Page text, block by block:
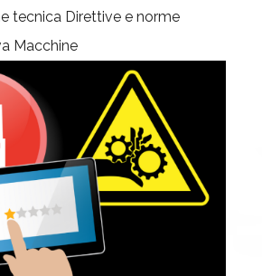
tecnica Direttive e norme
Macchine